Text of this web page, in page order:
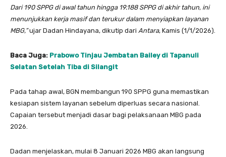
Dari 190 SPPG di awal tahun hingga 19.188 SPPG di akhir tahun, ini
menunjukkan kerja masif dan terukur dalam menyiapkan layanan
MBG,”ujar Dadan Hindayana, dikutip dari Antara, Kamis (1/1/2026).
Baca Juga: Prabowo Tinjau Jembatan Bailey di Tapanuli
Selatan Setelah Tiba di Silangit
Pada tahap awal, BGN membangun 190 SPPG guna memastikan
kesiapan sistem layanan sebelum diperluas secara nasional.
Capaian tersebut menjadi dasar bagi pelaksanaan MBG pada
2026.
Dadan menjelaskan, mulai 8 Januari 2026 MBG akan langsung